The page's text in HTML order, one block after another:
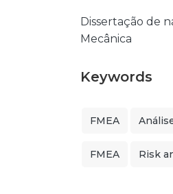
Dissertação de
Mecânica
Keywords
FMEA
FMEA Risk